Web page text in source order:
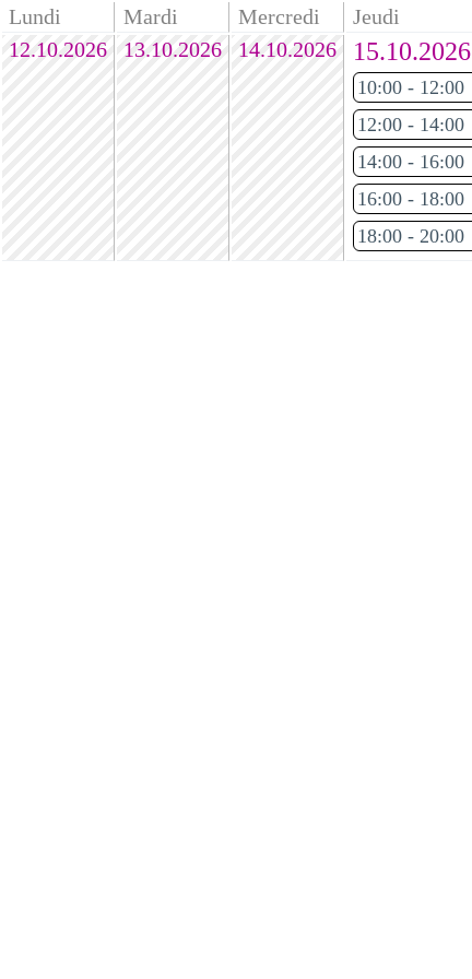
Lundi Mardi Mercredi Jeudi
12.10.2026
13.10.2026 14.10.2026 15.10.2026
10:00 - 12:00
12:00 - 14:00
14:00 - 16:00
16:00 - 18:00
18:00 - 20:00